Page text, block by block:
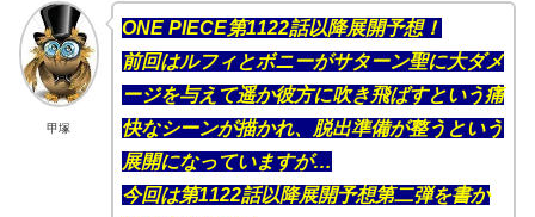
甲塚
ONE PIECE第1122話以降展開予想！
前回はルフィとボニーがサターン聖に大ダメ
ージを与えて遥か彼方に吹き飛ばすという痛
快なシーンが描かれ、脱出準備が整うという
展開になっていますが…
今回は第1122話以降展開予想第二弾を書か